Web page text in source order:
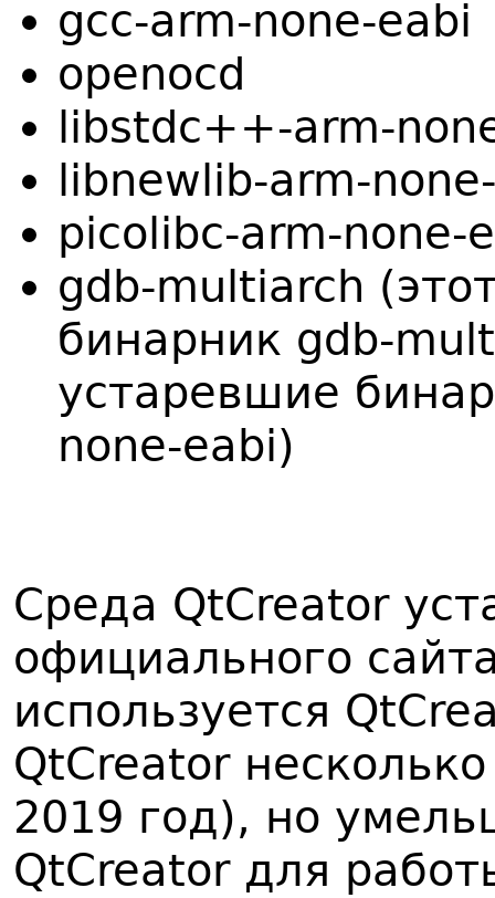
gcc-arm-none-eabi
openocd
libstdc++-arm-
libnewlib-arm-
picolibc-arm-none-
gdb-multiarch
бинарник gdb-
устаревшие
none-eabi)
Среда QtCreator
официального
используется
QtCreator
2019 год), но
QtCreator для